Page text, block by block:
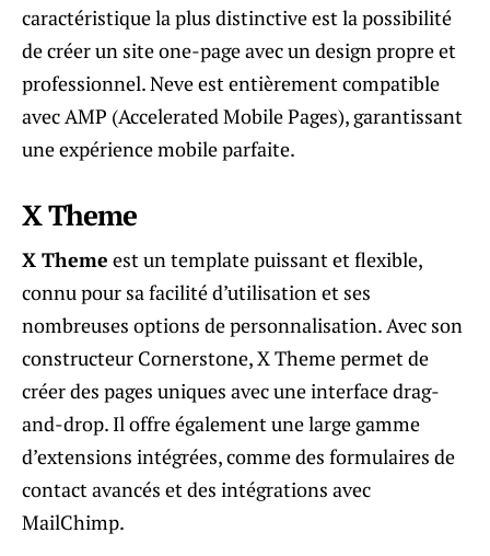
caractéristique la plus distinctive est la possibilité
de créer un site one-page avec un design propre et
professionnel. Neve est entièrement compatible
avec AMP (Accelerated Mobile Pages), garantissant
une expérience mobile parfaite.
X Theme
X Theme est un template puissant et flexible,
connu pour sa facilité d’utilisation et ses
nombreuses options de personnalisation. Avec son
constructeur Cornerstone, X Theme permet de
créer des pages uniques avec une interface drag-
and-drop. Il offre également une large gamme
d’extensions intégrées, comme des formulaires de
contact avancés et des intégrations avec
MailChimp.